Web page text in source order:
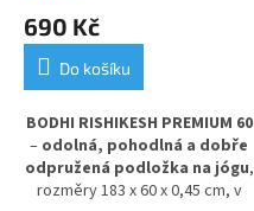
690 Kč
Do košíku
BODHI RISHIKESH PREMIUM 60
– odolná, pohodlná a dobře
odpružená podložka na jógu,
rozměry 183 x 60 x 0,45 cm, v